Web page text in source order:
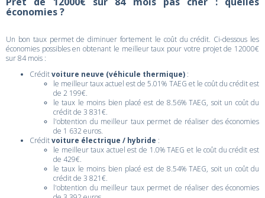
économies ?
Un bon taux permet de diminuer fortement le coût du crédit. Ci-dessous les
économies possibles en obtenant le meilleur taux pour votre projet de 12000€
sur 84 mois :
Créditvoiture neuve (véhicule thermique) :
le meilleur taux actuel est de 5.01% TAEG et le coût du crédit est
de 2 199€.
le taux le moins bien placé est de 8.56% TAEG, soit un coût du
crédit de 3 831€.
l'obtention du meilleur taux permet de réaliser des économies
de 1 632 euros.
Créditvoiture électrique / hybride :
le meilleur taux actuel est de 1.0% TAEG et le coût du crédit est
de 429€.
le taux le moins bien placé est de 8.54% TAEG, soit un coût du
crédit de 3 821€.
l'obtention du meilleur taux permet de réaliser des économies